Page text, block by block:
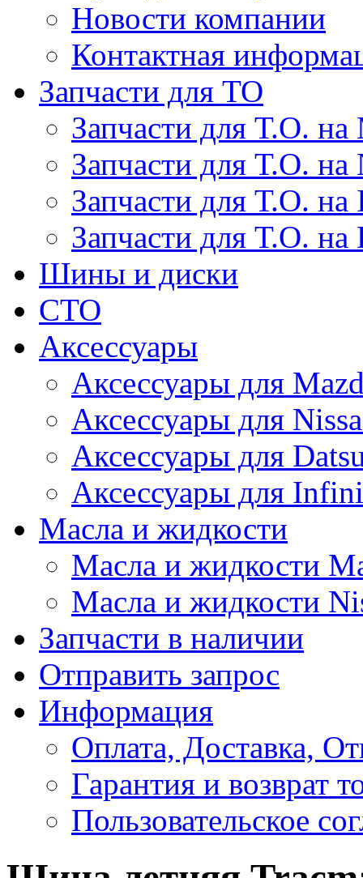
Новости компании
Контактная
Запчасти для ТО
Запчасти для Т.О. на
Запчасти для Т.О. на
Запчасти для Т.О.
Запчасти для Т.О. на
Шины и диски
СТО
Аксессуары
Аксессуары для
Аксессуары для
Аксессуары для
Аксессуары для
Масла и жидкости
Масла и жидкости
Масла и жидкости
Запчасти в наличии
Отправить запрос
Информация
Оплата, Доставка,
Гарантия и возврат
Пользовательское